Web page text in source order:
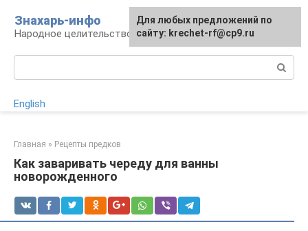
контенту
Знахарь-инфо
Народное целительство: рецепты и методы
English
Главная » Рецепты предков
Как заваривать череду для ванны
новорожденного
Для любых предложений по
сайту: krechet-rf@cp9.ru